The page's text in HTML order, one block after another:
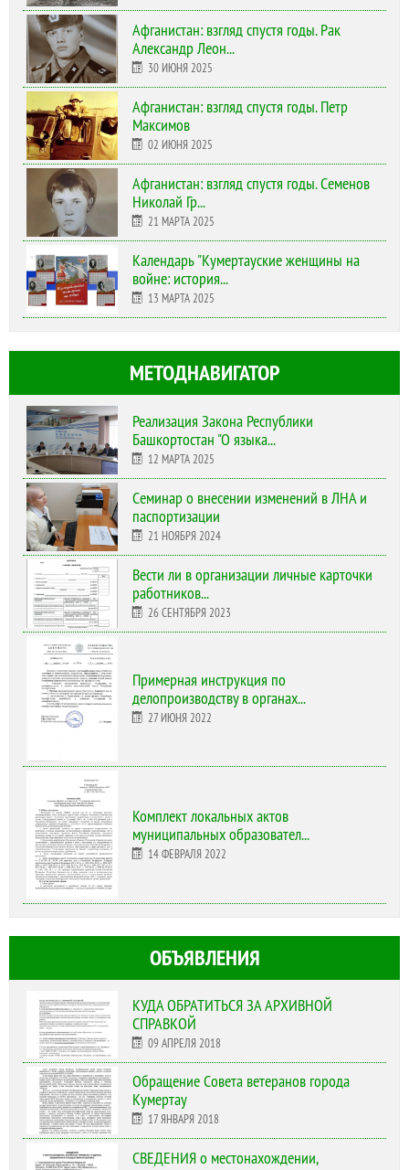
Афганистан: взгляд спустя годы. Рак
Александр Леон...
30 ИЮНЯ 2025
Афганистан: взгляд спустя годы. Петр
Максимов
02 ИЮНЯ 2025
Афганистан: взгляд спустя годы. Семенов
Николай Гр...
21 МАРТА 2025
Календарь "Кумертауские женщины на
войне: история...
13 МАРТА 2025
МЕТОДНАВИГАТОР
Реализация Закона Республики
Башкортостан "О языка...
12 МАРТА 2025
Cеминар о внесении изменений в ЛНА и
паспортизации
21 НОЯБРЯ 2024
Вести ли в организации личные карточки
работников...
26 СЕНТЯБРЯ 2023
Примерная инструкция по
делопроизводству в органах...
27 ИЮНЯ 2022
Комплект локальных актов
муниципальных образовател...
14 ФЕВРАЛЯ 2022
ОБЪЯВЛЕНИЯ
КУДА ОБРАТИТЬСЯ ЗА АРХИВНОЙ
СПРАВКОЙ
09 АПРЕЛЯ 2018
Обращение Совета ветеранов города
Кумертау
17 ЯНВАРЯ 2018
СВЕДЕНИЯ о местонахождении,